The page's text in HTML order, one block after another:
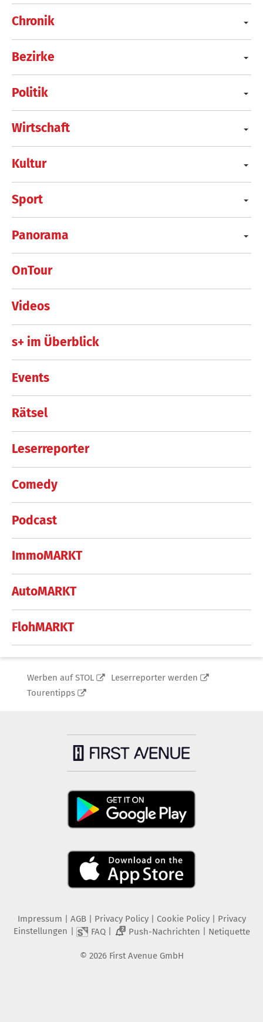
Chronik
Bezirke
Politik
Wirtschaft
Kultur
Sport
Panorama
OnTour
Videos
s+ im Überblick
Events
Rätsel
Leserreporter
Comedy
Podcast
ImmoMARKT
AutoMARKT
FlohMARKT
Werben auf STOL
Leserreporter werden
Tourentipps
Impressum AGB Privacy Policy| Cookie Policy| Privacy
Einstellungen
FAQ| 2 Push-Nachrichten Netiquette
© 2026 First Avenue GmbH